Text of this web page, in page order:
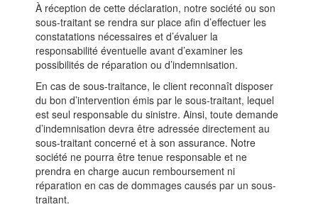
À réception de cette déclaration, notre société ou son
sous-traitant se rendra sur place afin d’effectuer les
constatations nécessaires et d’évaluer la
responsabilité éventuelle avant d’examiner les
possibilités de réparation ou d’indemnisation.
En cas de sous-traitance, le client reconnaît disposer
du bon d’intervention émis par le sous-traitant, lequel
est seul responsable du sinistre. Ainsi, toute demande
d’indemnisation devra être adressée directement au
sous-traitant concerné et à son assurance. Notre
société ne pourra être tenue responsable et ne
prendra en charge aucun remboursement ni
réparation en cas de dommages causés par un sous-
traitant.